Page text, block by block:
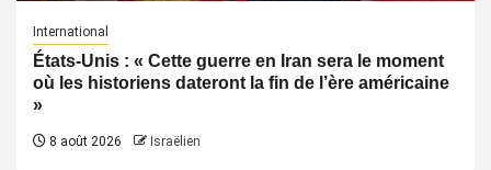
International
États-Unis : « Cette guerre en Iran sera le moment
où les historiens dateront la fin de l’ère américaine
»
8 août 2026 Israëlien